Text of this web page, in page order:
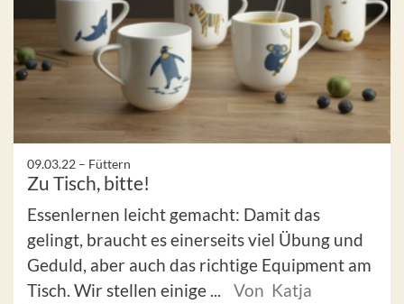
09.03.22 – Füttern
Zu Tisch, bitte!
Essenlernen leicht gemacht: Damit das
gelingt, braucht es einerseits viel Übung und
Geduld, aber auch das richtige Equipment am
Tisch. Wir stellen einige ...
Von Katja